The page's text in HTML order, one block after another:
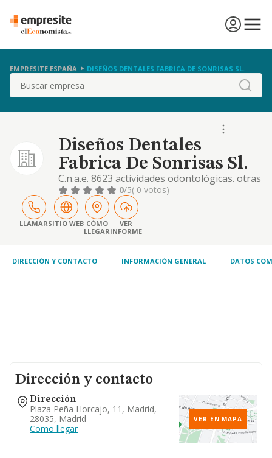
EMPRESITE ESPAÑA DISEÑOS DENTALES FABRICA DE SONRISAS SL.
Buscar
Diseños Dentales
Fabrica De Sonrisas Sl.
C.n.a.e. 8623 actividades odontológicas. otras
actividades: -la realización, implementación,
ejecución y prestación de todo tipo de
servicios odontológicos. -servicios
odontológicos, incluyendo la prestación de
servicios de ingeniería biomédica, estética
0/5( 0 votos)
LLAMARSITIO WEB CÓMO
LLEGAR
VER
INFORME
DIRECCIÓN Y CONTACTO INFORMACIÓN GENERAL DATOS
Dirección y contacto
Dirección
Plaza Peña Horcajo, 11, Madrid,
28035, Madrid
Como llegar
VER EN MAPA